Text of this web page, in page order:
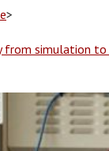
>
from simulation to